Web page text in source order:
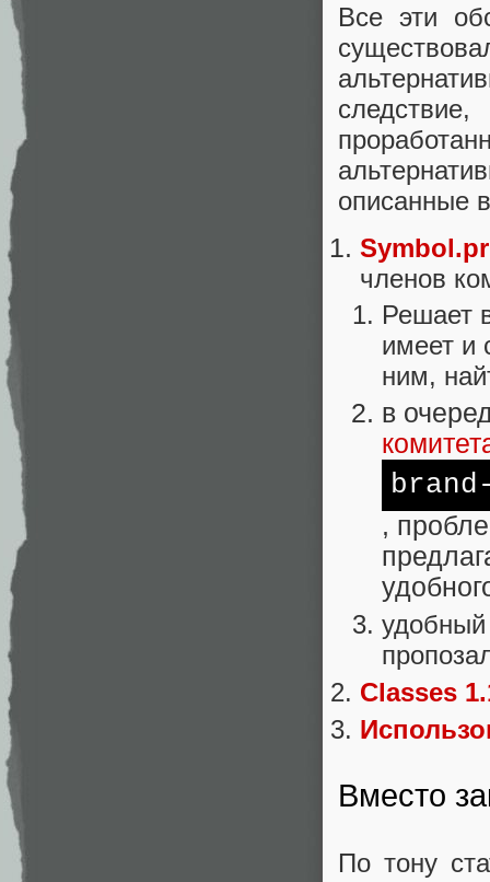
Все эти
описанные
членов
Решает
имеет и
ним,
в
,
удобный
Classes
Вместо
По тону